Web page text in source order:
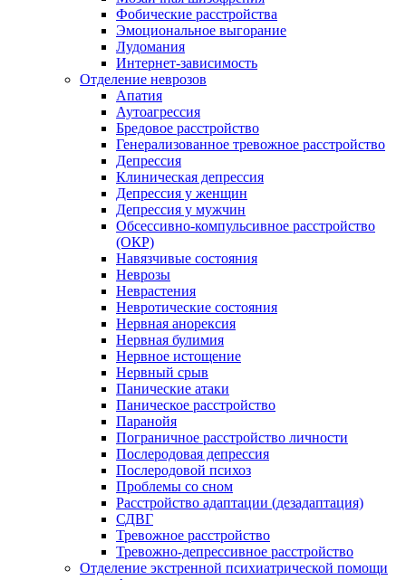
Фобические расстройства
Эмоциональное выгорание
Лудомания
Интернет-зависимость
Отделение неврозов
Апатия
Аутоагрессия
Бредовое расстройство
Генерализованное тревожное расстройство
Депрессия
Клиническая депрессия
Депрессия у женщин
Депрессия у мужчин
Обсессивно-компульсивное расстройство
(ОКР)
Навязчивые состояния
Неврозы
Неврастения
Невротические состояния
Нервная анорексия
Нервная булимия
Нервное истощение
Нервный срыв
Панические атаки
Паническое расстройство
Паранойя
Пограничное расстройство личности
Послеродовая депрессия
Послеродовой психоз
Проблемы со сном
Расстройство адаптации (дезадаптация)
СДВГ
Тревожное расстройство
Тревожно-депрессивное расстройство
Отделение экстренной психиатрической помощи